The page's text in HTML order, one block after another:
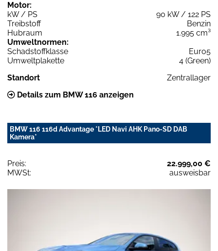
Motor:
kW / PS
90 kW / 122 PS
Treibstoff
Benzin
Hubraum
1.995 cm³
Umweltnormen:
Schadstoffklasse
Euro5
Umweltplakette
4 (Green)
Standort
Zentrallager
Details zum BMW 116 anzeigen
BMW 116 116d Advantage *LED Navi AHK Pano-SD DAB
Kamera*
Preis:
22.999,00 €
MWSt:
ausweisbar